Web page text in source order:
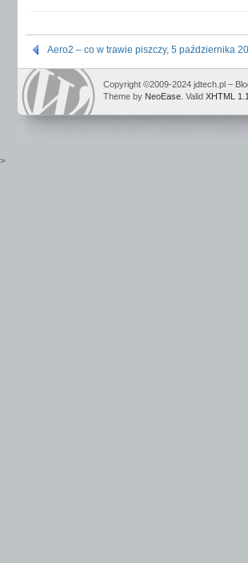
Aero2 – co w trawie piszczy, 5 października
Copyright ©2009-2024 jdtech.pl –
Theme by NeoEase . Valid XHTML 1.1
>